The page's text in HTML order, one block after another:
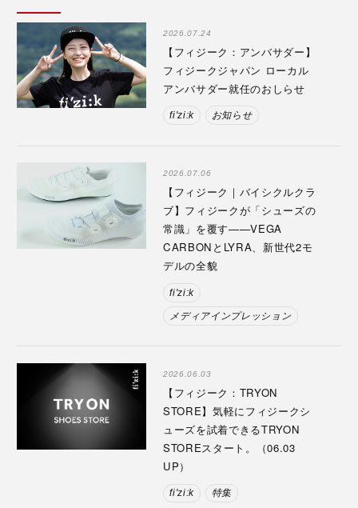
2026.07.24
【フィジーク：アンバサダー】
フィジークジャパン ローカル
アンバサダー就任のおしらせ
fi'zi:k お知らせ
2026.07.06
【フィジーク｜バイシクルクラ
ブ】フィジークが「シューズの
常識」を覆す——VEGA
CARBONとLYRA、新世代2モ
デルの全貌
fi'zi:k
メディアインプレッション
2026.06.03
【フィジーク：TRYON
STORE】気軽にフィジークシ
ューズを試着できるTRYON
STOREスタート。（06.03
UP）
fi'zi:k 特集